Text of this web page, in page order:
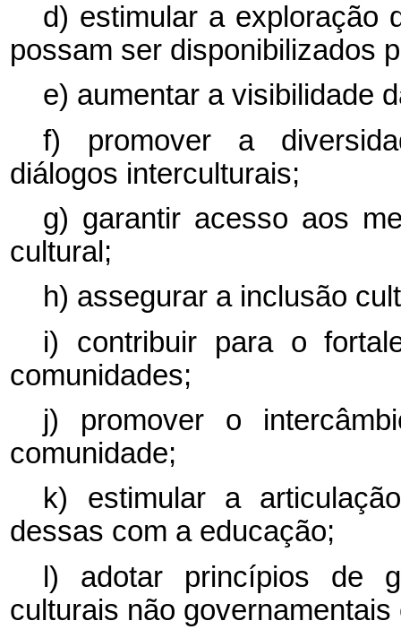
d) estimular a exploração
possam ser disponibilizados
e) aumentar a visibilidade
f) promover a
diálogos interculturais;
g) garantir acesso aos
cultural;
h) assegurar a inclusão
i) contribuir para o
comunidades;
j) promover o
comunidade;
k) estimular a
dessas com a educação;
l) adotar princípios de
culturais não governamentais